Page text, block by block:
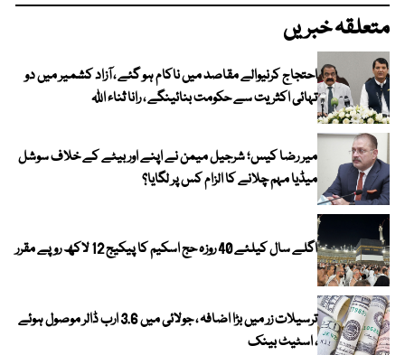
متعلقہ خبریں
احتجاج کرنیوالے مقاصد میں ناکام ہو گئے ، آزاد کشمیر میں دو
تہائی اکثریت سے حکومت بنائینگے ، رانا ثناء اللہ
میر رضا کیس؛ شرجیل میمن نے اپنے اور بیٹے کے خلاف سوشل
میڈیا مہم چلانے کا الزام کس پر لگایا؟
اگلے سال کیلئے 40 روزہ حج اسکیم کا پیکیج 12 لاکھ روپے مقرر
ترسیلات زر میں بڑا اضافہ ، جولائی میں 3.6 ارب ڈالر موصول ہوئے
، اسٹیٹ بینک